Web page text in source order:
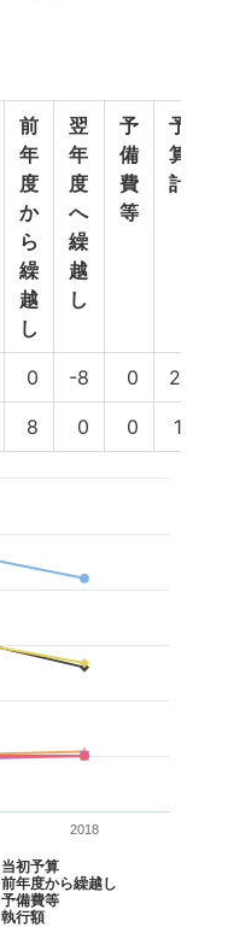
前
年
度
か
ら
繰
越
し
翌
年
度
へ
繰
越
し
予
備
費
等
予
算
計
0 -8 0 223
8 0 0 167
当初予算
前年度から繰越し
予備費等
執行額
2018